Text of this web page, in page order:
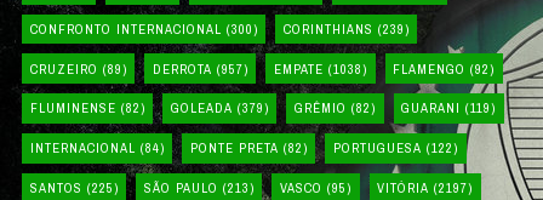
CONFRONTO INTERNACIONAL (300) CORINTHIANS (239)
CRUZEIRO (89) DERROTA (957) EMPATE (1038) FLAMENGO (92)
FLUMINENSE (82) GOLEADA (379) GRÊMIO (82) GUARANI (119)
INTERNACIONAL (84) PONTE PRETA (82) PORTUGUESA (122)
SANTOS (225) SÃO PAULO (213) VASCO (95) VITÓRIA (2197)